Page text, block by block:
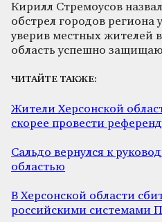
Кирилл Стремоусов
обстрел городов региона
уверив местных жителей
область успешно
ЧИТАЙТЕ ТАКЖЕ:
Жители Херсонской
скорее провести
Сальдо вернулся к
областью
В Херсонской области
российскими системами